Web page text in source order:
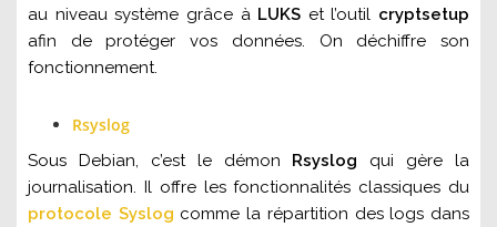
au niveau système grâce à LUKS et l’outil cryptsetup
afin de protéger vos données. On déchiffre son
fonctionnement.
Rsyslog
Sous Debian, c’est le démon Rsyslog qui gère la
journalisation. Il offre les fonctionnalités classiques du
protocole Syslog comme la répartition des logs dans